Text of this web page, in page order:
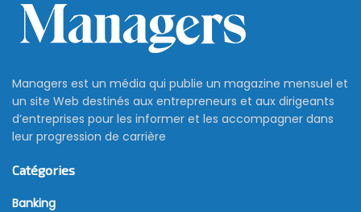
Managers est un média qui publie un magazine mensuel et
un site Web destinés aux entrepreneurs et aux dirigeants
d’entreprises pour les informer et les accompagner dans
leur progression de carrière
Catégories
Banking